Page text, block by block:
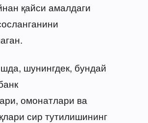
қайси амалдаги
шунингдек, бундай
омонатлари ва
сир тутилишининг